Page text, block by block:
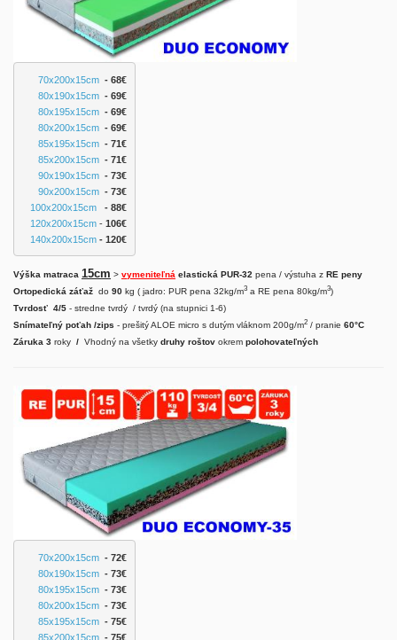
70x200x15cm
  - 68€
80x190x15cm
  - 69€
80x195x15cm
  - 69€
80x200x15cm
  - 69€
85x195x15cm - 71€
85x200x15cm - 71€
90x190x15cm - 73€
90x200x15cm
  - 73
€
100x200x15cm
   - 88
€
120x200x15cm - 106€
140x200x15cm - 120€
Výška matraca 15cm > vymeniteľná elastická PUR-32 pena / výstuha z RE peny
Ortopedická záťaž do 90 kg ( jadro: PUR pena 32kg/m3 a RE pena 80kg/m3)
Tvrdosť 4/5 - stredne tvrdý / tvrdý (na stupnici 1-6)
Snímateľný poťah /zips - prešitý ALOE micro s dutým vláknom 200g/m2 / pranie 60°C
Záruka 3 roky / Vhodný na všetky druhy roštov okrem polohovateľných
70x200x15cm
  - 72€
80x190x15cm - 73€
80x195x15cm - 73€
80x200x15cm
  - 73€
85x195x15cm - 75€
85x200x15cm - 75€